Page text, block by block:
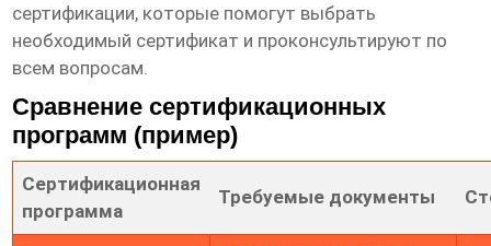
сертификации, которые помогут выбрать
необходимый сертификат и проконсультируют по
всем вопросам.
Сравнение сертификационных
программ (пример)
Сертификационная
программа
Требуемые документы